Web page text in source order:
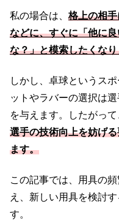
私の場合は、 格上の相
などに、すぐに「他に
な？」と模索したくなり
しかし、卓球というス
ットやラバーの選択は
を与えます。したがって
選手の技術向上を妨げ
ます。
この記事では、用具の
え、新しい用具を検討
す。